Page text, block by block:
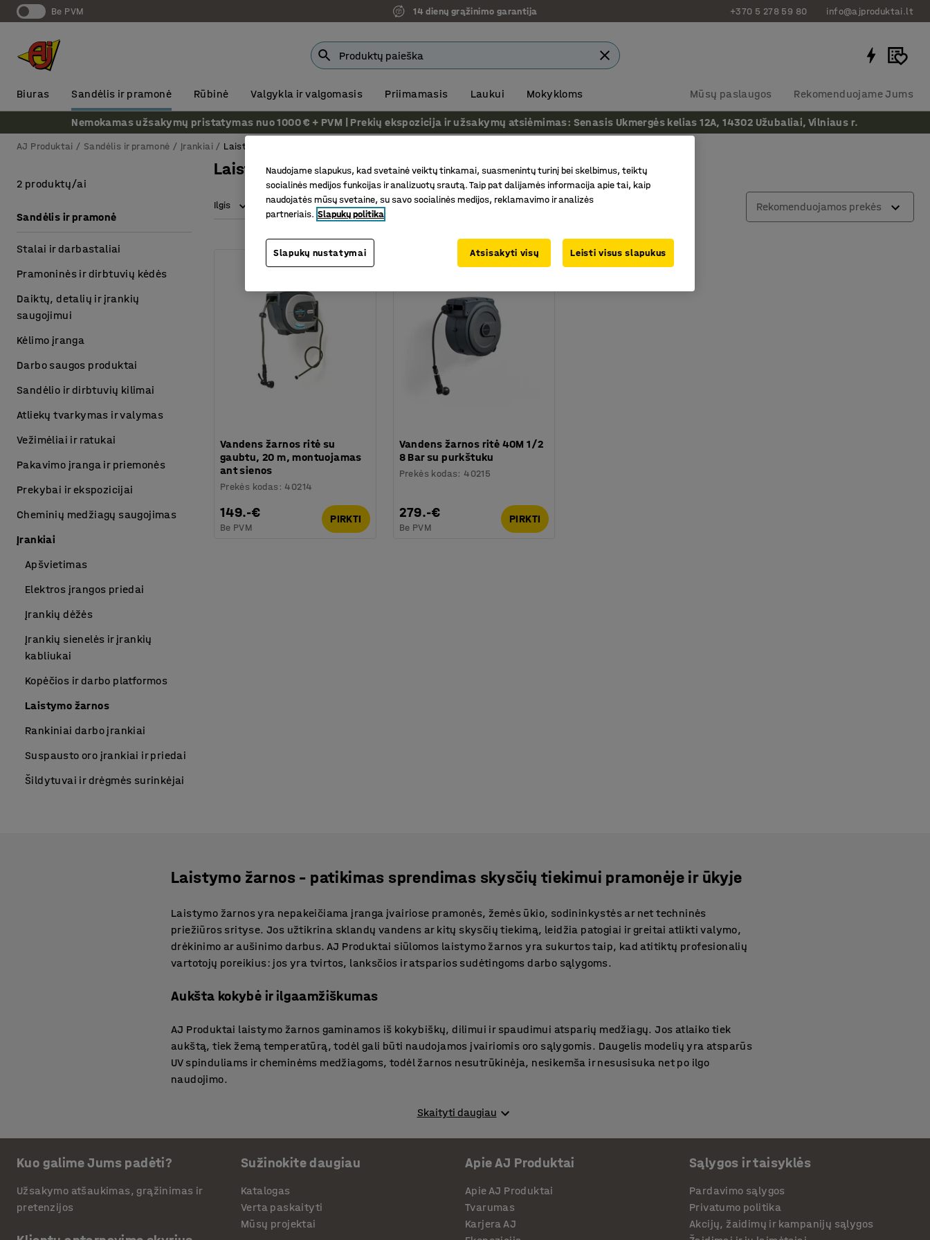
Be PVM 14 dienų grąžinimo garantija +370 5 278 59 80 info@ajproduktai.lt
Biuras Sandėlis ir pramonė Rūbinė Valgykla ir valgomasis Priimamasis Laukui Mokykloms Mūsų paslaugos Rekomenduojame Jums
Nemokamas užsakymų pristatymas nuo 1000 € + PVM | Prekių ekspozicija ir užsakymų atsiėmimas: Senasis Ukmergės kelias 12A, 14302 Užubaliai, Vilniaus r.
AJ Produktai Sandėlis ir pramonė Įrankiai Laistymo žarnos
Laistymo žarnos
Ilgis Rekomenduojamos prekės
Vandens žarnos ritė su
gaubtu, 20 m, montuojamas
ant sienos
Prekės kodas : 40214
149.-€
Be PVM
PIRKTI
Vandens žarnos ritė 40M 1/2
8 Bar su purkštuku
Prekės kodas: 40215
279.-€
Be PVM
PIRKTI
2 produktų/ai
Sandėlis ir pramonė
Stalai ir darbastaliai
Pramoninės ir dirbtuvių kėdės
Daiktų, detalių ir įrankių
saugojimui
Kėlimo įranga
Darbo saugos produktai
Sandėlio ir dirbtuvių kilimai
Atliekų tvarkymas ir valymas
Vežimėliai ir ratukai
Pakavimo įranga ir priemonės
Prekybai ir ekspozicijai
Cheminių medžiagų saugojimas
Įrankiai
Apšvietimas
Elektros įrangos priedai
Įrankių dėžės
Įrankių sienelės ir įrankių
kabliukai
Kopėčios ir darbo platformos
Laistymo žarnos
Rankiniai darbo įrankiai
Suspausto oro įrankiai ir priedai
Šildytuvai ir drėgmės surinkėjai
Laistymo žarnos – patikimas sprendimas skysčių tiekimui pramonėje ir ūkyje
Laistymo žarnos yra nepakeičiama įranga įvairiose pramonės, žemės ūkio, sodininkystės ar net techninės
priežiūros srityse. Jos užtikrina sklandų vandens ar kitų skysčių tiekimą, leidžia patogiai ir greitai atlikti valymo,
drėkinimo ar aušinimo darbus. AJ Produktai siūlomos laistymo žarnos yra sukurtos taip, kad atitiktų profesionalių
vartotojų poreikius: jos yra tvirtos, lanksčios ir atsparios sudėtingoms darbo sąlygoms.
Aukšta kokybė ir ilgaamžiškumas
AJ Produktai laistymo žarnos gaminamos iš kokybiškų, dilimui ir spaudimui atsparių medžiagų. Jos atlaiko tiek
aukštą, tiek žemą temperatūrą, todėl gali būti naudojamos įvairiomis oro sąlygomis. Daugelis modelių yra atsparūs
UV spinduliams ir cheminėms medžiagoms, todėl žarnos nesutrūkinėja, nesikemša ir nesusisuka net po ilgo
naudojimo.
modelius. Kai kurios laistymo žarnos yra komplektuojamos kartu su ritėmis, kurios leidžia lengvai susukti ir
darbo vietą ar judėti tarp skirtingų zonų.
Pritaikomos įvairioms darbo sritims
Skaityti daugiau
Kuo galime Jums padėti?
Užsakymo atšaukimas, grąžinimas ir
pretenzijos
Sužinokite daugiau
Katalogas
Verta paskaityti
Mūsų projektai
Apie AJ Produktai
Apie AJ Produktai
Tvarumas
Karjera AJ
Sąlygos ir taisyklės
Pardavimo sąlygos
Privatumo politika
Akcijų, žaidimų ir kampanijų sąlygos
Naudojame slapukus, kad svetainė veiktų tinkamai, suasmenintų turinį bei skelbimus, teiktų
socialinės medijos funkcijas ir analizuotų srautą. Taip pat dalijamės informacija apie tai, kaip
naudojatės mūsų svetaine, su savo socialinės medijos, reklamavimo ir analizės
partneriais. Slapukų politika
Slapukų nustatymai Atsisakyti visų Leisti visus slapukus